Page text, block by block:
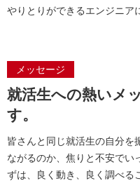
やりとりができるエンジニア
メッセージ
就活生への熱いメ
す。
皆さんと同じ就活生の自分を
ながるのか、焦りと不安でい
ずは、良く動き、良く調べる